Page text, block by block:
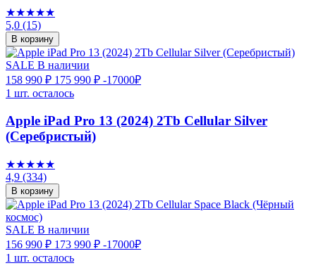
★★★★★
5,0 (15)
В корзину
SALE В наличии
158 990 ₽ 175 990 ₽ -17000₽
1 шт. осталось
Apple iPad Pro 13 (2024) 2Tb Cellular Silver
(Серебристый)
★★★★★
4,9 (334)
В корзину
SALE В наличии
156 990 ₽ 173 990 ₽ -17000₽
1 шт. осталось